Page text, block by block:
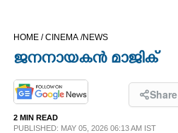
OPINION
PHOTOS
HOME /CINEMA /NEWS
ജനനായകൻ മാജിക്
Share
2 MIN READ
PUBLISHED: MAY 05, 2026 06:13 AM IST